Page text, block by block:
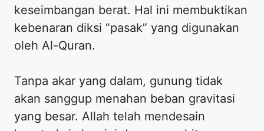
keseimbangan berat. Hal ini membuktikan
kebenaran diksi “pasak” yang digunakan
oleh Al-Quran.
Tanpa akar yang dalam, gunung tidak
akan sanggup menahan beban gravitasi
yang besar. Allah telah mendesain